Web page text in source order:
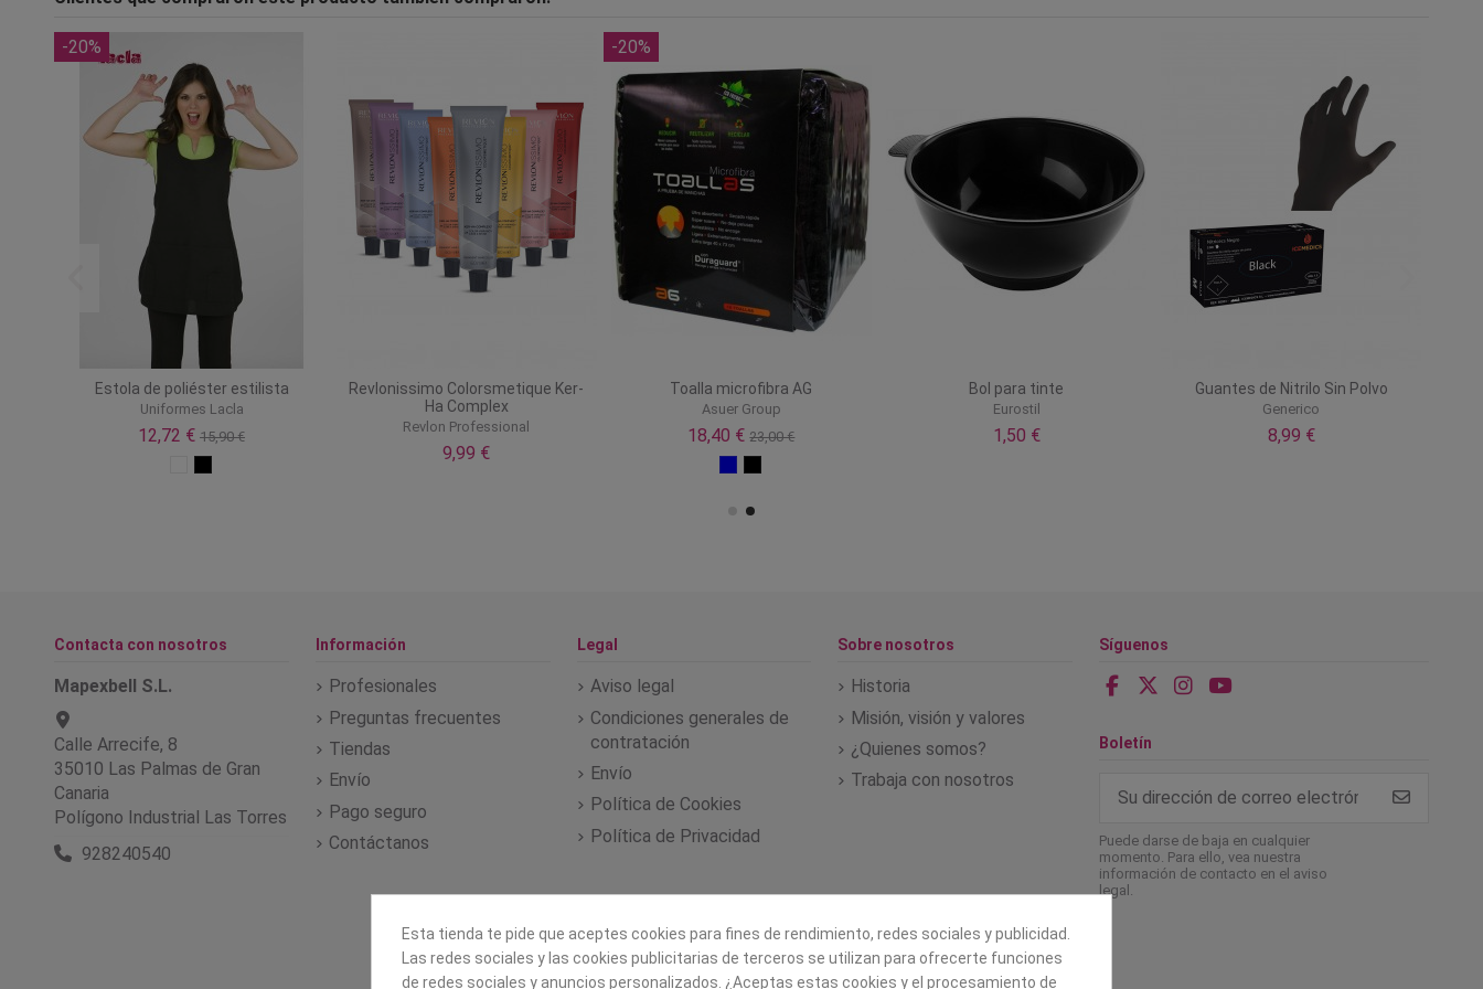
-20%
Estola de poliéster estilista
Uniformes Lacla
12,72 €15,90 €
Revlonissimo Colorsmetique Ker-
Ha Complex
Revlon Professional
9,99 €
-20%
Toalla microfibra AG
Asuer Group
18,40 €23,00 €
Bol para tinte
Eurostil
1,50 €
Guantes de Nitrilo Sin Polvo
Generico
8,99 €
Contacta con nosotros
Mapexbell S.L.
Calle Arrecife, 8
35010 Las Palmas de Gran
Canaria
Polígono Industrial Las Torres
928240540
Información
Profesionales
Preguntas frecuentes
Tiendas
Envío
Pago seguro
Contáctanos
Legal
Aviso legal
Condiciones generales de
contratación
Envío
Política de Cookies
Política de Privacidad
Sobre nosotros
Historia
Misión, visión y valores
¿Quienes somos?
Trabaja con nosotros
Síguenos
Boletín
Puede darse de baja en cualquier
momento. Para ello, vea nuestra
información de contacto en el aviso
legal.
Esta tienda te pide que aceptes cookies para fines de rendimiento, redes sociales y publicidad.
Las redes sociales y las cookies publicitarias de terceros se utilizan para ofrecerte funciones
de redes sociales y anuncios personalizados. ¿Aceptas estas cookies y el procesamiento de